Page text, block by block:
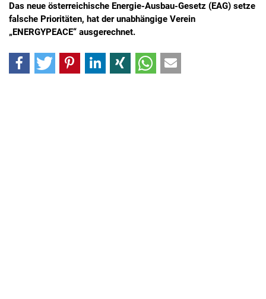
Das neue österreichische Energie-Ausbau-Gesetz (EAG) setze
falsche Prioritäten, hat der unabhängige Verein
„ENERGYPEACE“ ausgerechnet.